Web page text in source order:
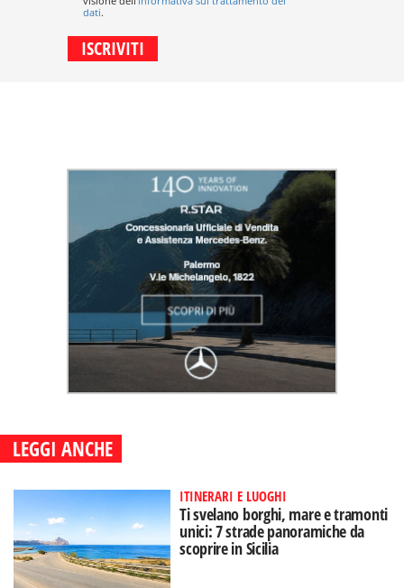
dati.
LEGGI ANCHE
ITINERARI E LUOGHI
Ti svelano borghi, mare e tramonti
unici: 7 strade panoramiche da
scoprire in Sicilia